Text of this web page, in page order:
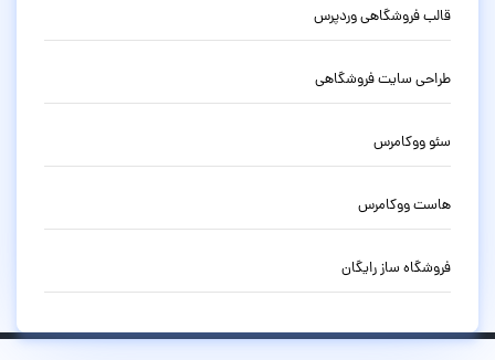
قالب فروشگاهی وردپرس
طراحی سایت فروشگاهی
سئو ووکامرس
هاست ووکامرس
فروشگاه ساز رایگان